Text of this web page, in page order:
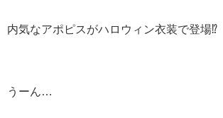
内気なアポピスがハロウィン衣装で登場⁉
うーん…